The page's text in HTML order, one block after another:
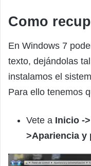
Como
En Windows 7
texto, dejándolas
instalamos el
Para ello tenemos
Vete a Inicio -
>Apariencia y